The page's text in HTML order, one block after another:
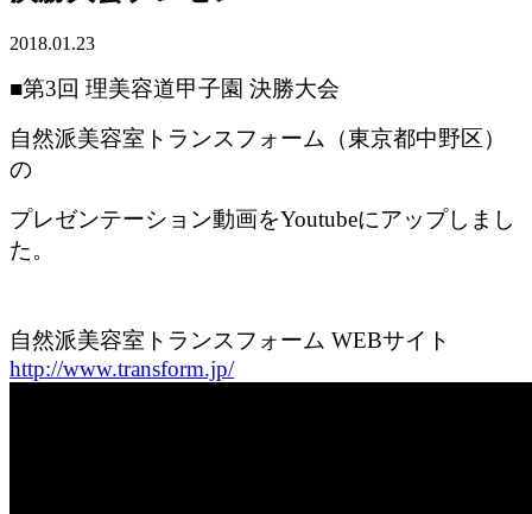
2018.01.23
■第3回 理美容道甲子園 決勝大会
自然派美容室トランスフォーム（東京都中野区）
の
プレゼンテーション動画をYoutubeにアップしまし
た。
自然派美容室トランスフォーム WEBサイト
http://www.transform.jp/